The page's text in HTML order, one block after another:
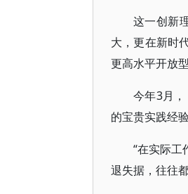
这一创新
大，更在新时
更高水平开放
今年3月
的宝贵实践经
“在实际
退失据，往往